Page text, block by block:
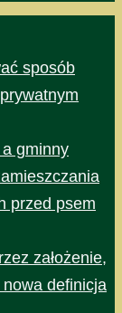
sposób
gminny
przed psem
założenie,
definicja